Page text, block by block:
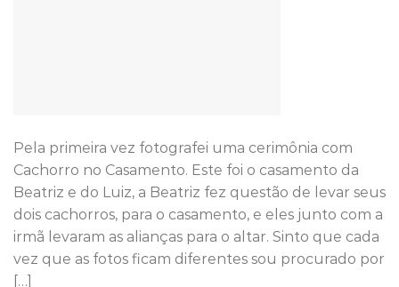
Pela primeira vez fotografei uma cerimônia com
Cachorro no Casamento. Este foi o casamento da
Beatriz e do Luiz, a Beatriz fez questão de levar seus
dois cachorros, para o casamento, e eles junto com a
irmã levaram as alianças para o altar. Sinto que cada
vez que as fotos ficam diferentes sou procurado por
[…]